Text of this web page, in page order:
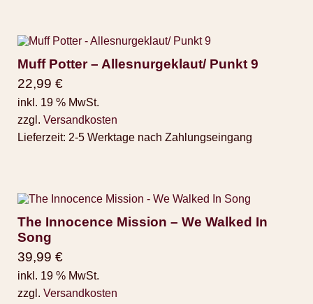
Muff Potter – Allesnurgeklaut/ Punkt 9
22,99 €
inkl. 19 % MwSt.
zzgl. Versandkosten
Lieferzeit: 2-5 Werktage nach Zahlungseingang
The Innocence Mission – We Walked In
Song
39,99 €
inkl. 19 % MwSt.
zzgl. Versandkosten